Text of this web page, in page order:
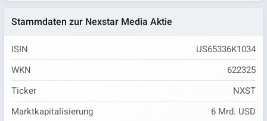
Stammdaten zur Nexstar Media Aktie
ISIN
US65336K1034
WKN
622325
Ticker
NXST
Marktkapitalisierung
6 Mrd. USD